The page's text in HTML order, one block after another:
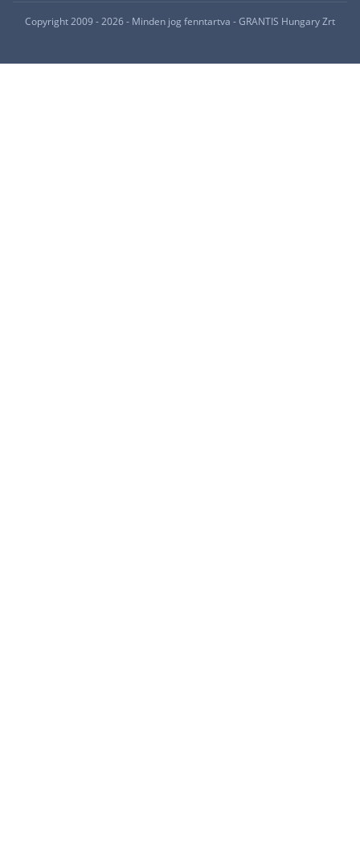
Copyright 2009 - 2026 - Minden jog fenntartva - GRANTIS Hungary Zrt